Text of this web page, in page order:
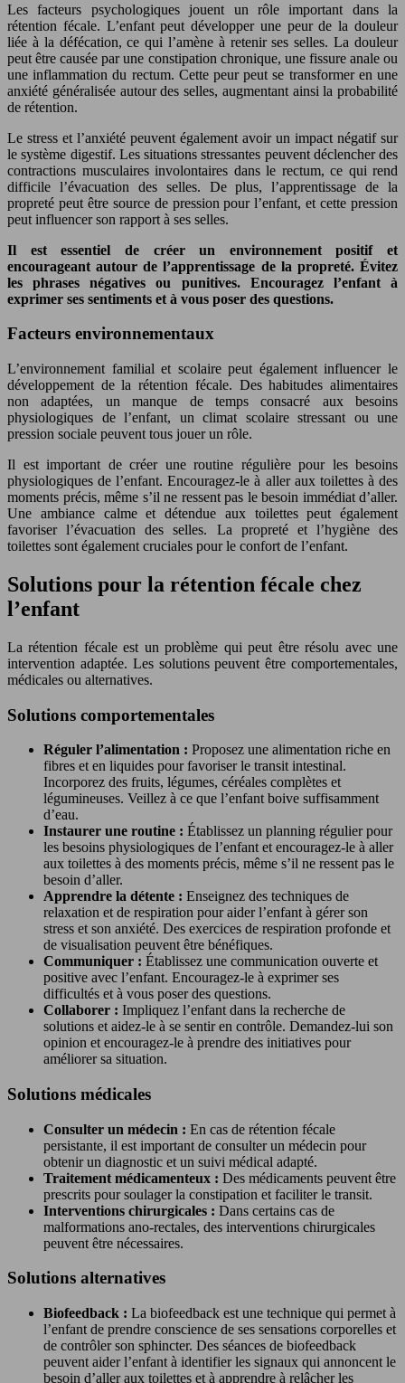
Les facteurs psychologiques jouent un rôle important dans la
rétention fécale. L’enfant peut développer une peur de la douleur
liée à la défécation, ce qui l’amène à retenir ses selles. La douleur
peut être causée par une constipation chronique, une fissure anale ou
une inflammation du rectum. Cette peur peut se transformer en une
anxiété généralisée autour des selles, augmentant ainsi la probabilité
de rétention.
Le stress et l’anxiété peuvent également avoir un impact négatif sur
le système digestif. Les situations stressantes peuvent déclencher des
contractions musculaires involontaires dans le rectum, ce qui rend
difficile l’évacuation des selles. De plus, l’apprentissage de la
propreté peut être source de pression pour l’enfant, et cette pression
peut influencer son rapport à ses selles.
Il est essentiel de créer un environnement positif et
encourageant autour de l’apprentissage de la propreté. Évitez
les phrases négatives ou punitives. Encouragez l’enfant à
exprimer ses sentiments et à vous poser des questions.
Facteurs environnementaux
L’environnement familial et scolaire peut également influencer le
développement de la rétention fécale. Des habitudes alimentaires
non adaptées, un manque de temps consacré aux besoins
physiologiques de l’enfant, un climat scolaire stressant ou une
pression sociale peuvent tous jouer un rôle.
Il est important de créer une routine régulière pour les besoins
physiologiques de l’enfant. Encouragez-le à aller aux toilettes à des
moments précis, même s’il ne ressent pas le besoin immédiat d’aller.
Une ambiance calme et détendue aux toilettes peut également
favoriser l’évacuation des selles. La propreté et l’hygiène des
toilettes sont également cruciales pour le confort de l’enfant.
Solutions pour la rétention fécale chez
l’enfant
La rétention fécale est un problème qui peut être résolu avec une
intervention adaptée. Les solutions peuvent être comportementales,
médicales ou alternatives.
Solutions comportementales
Réguler l’alimentation : Proposez une alimentation riche en
fibres et en liquides pour favoriser le transit intestinal.
Incorporez des fruits, légumes, céréales complètes et
légumineuses. Veillez à ce que l’enfant boive suffisamment
d’eau.
Instaurer une routine : Établissez un planning régulier pour
les besoins physiologiques de l’enfant et encouragez-le à aller
aux toilettes à des moments précis, même s’il ne ressent pas le
besoin d’aller.
Apprendre la détente : Enseignez des techniques de
relaxation et de respiration pour aider l’enfant à gérer son
stress et son anxiété. Des exercices de respiration profonde et
de visualisation peuvent être bénéfiques.
Communiquer : Établissez une communication ouverte et
positive avec l’enfant. Encouragez-le à exprimer ses
difficultés et à vous poser des questions.
Collaborer : Impliquez l’enfant dans la recherche de
solutions et aidez-le à se sentir en contrôle. Demandez-lui son
opinion et encouragez-le à prendre des initiatives pour
améliorer sa situation.
Solutions médicales
Consulter un médecin : En cas de rétention fécale
persistante, il est important de consulter un médecin pour
obtenir un diagnostic et un suivi médical adapté.
Traitement médicamenteux : Des médicaments peuvent être
prescrits pour soulager la constipation et faciliter le transit.
Interventions chirurgicales : Dans certains cas de
malformations ano-rectales, des interventions chirurgicales
peuvent être nécessaires.
Solutions alternatives
Biofeedback : La biofeedback est une technique qui permet à
l’enfant de prendre conscience de ses sensations corporelles et
de contrôler son sphincter. Des séances de biofeedback
peuvent aider l’enfant à identifier les signaux qui annoncent le
besoin d’aller aux toilettes et à apprendre à relâcher les